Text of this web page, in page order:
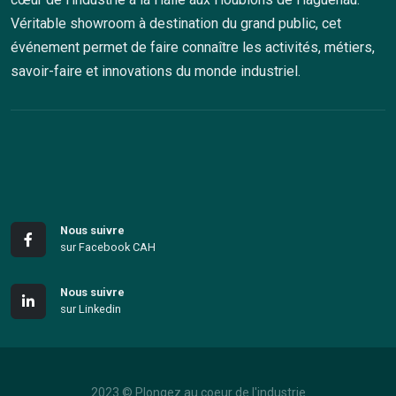
Véritable showroom à destination du grand public, cet
événement permet de faire connaître les activités, métiers,
savoir-faire et innovations du monde industriel.
Nous suivre
sur Facebook CAH
Nous suivre
sur Linkedin
2023 © Plongez au coeur de l'industrie